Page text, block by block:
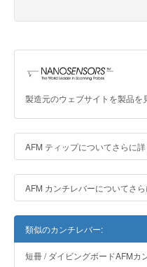
製造元のウェブサイトを製品を
AFM ティップについてさらに詳
AFM カンチレバーについてさら
類似のカンチレバー:
短冊 / ダイビングボードAFMカ